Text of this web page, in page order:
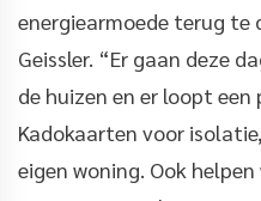
energiearmoede terug te
Geissler. “Er gaan deze
de huizen en er loopt
Kadokaarten voor
eigen woning. Ook